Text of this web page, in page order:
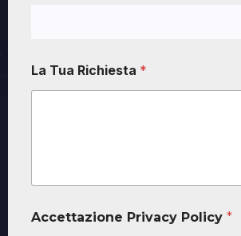
La Tua Richiesta *
Accettazione Privacy Policy *